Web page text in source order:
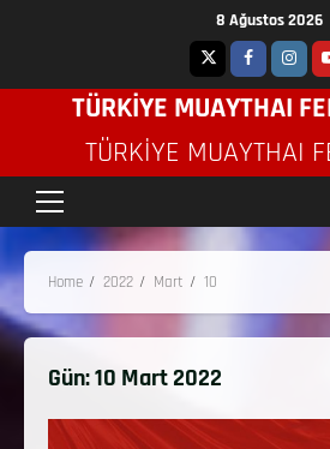
8 Ağustos 2026
TÜRKİYE MUAYTHAI
TÜRKIYE MUAYTHAI
Home 2022 Mart 10
Gün:10 Mart 2022